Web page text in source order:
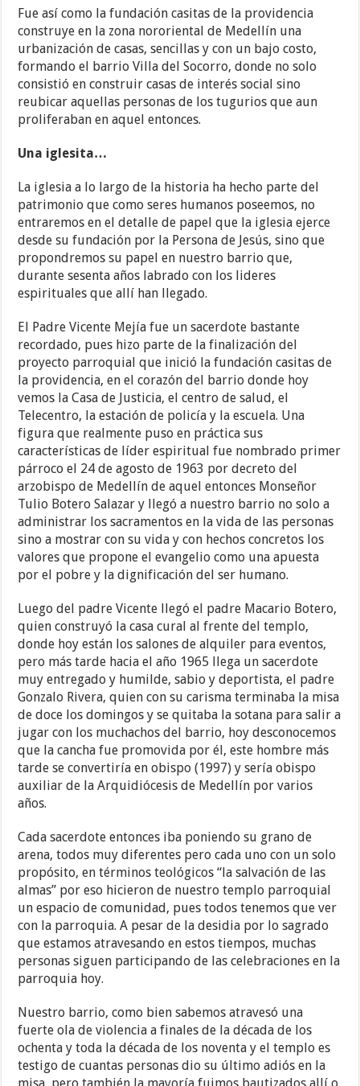
Fue así como la fundación casitas de la providencia
construye en la zona nororiental de Medellín una
urbanización de casas, sencillas y con un bajo costo,
formando el barrio Villa del Socorro, donde no solo
consistió en construir casas de interés social sino
reubicar aquellas personas de los tugurios que aun
proliferaban en aquel entonces.
Una iglesita…
La iglesia a lo largo de la historia ha hecho parte del
patrimonio que como seres humanos poseemos, no
entraremos en el detalle de papel que la iglesia ejerce
desde su fundación por la Persona de Jesús, sino que
propondremos su papel en nuestro barrio que,
durante sesenta años labrado con los lideres
espirituales que allí han llegado.
El Padre Vicente Mejía fue un sacerdote bastante
recordado, pues hizo parte de la finalización del
proyecto parroquial que inició la fundación casitas de
la providencia, en el corazón del barrio donde hoy
vemos la Casa de Justicia, el centro de salud, el
Telecentro, la estación de policía y la escuela. Una
figura que realmente puso en práctica sus
características de líder espiritual fue nombrado primer
párroco el 24 de agosto de 1963 por decreto del
arzobispo de Medellín de aquel entonces Monseñor
Tulio Botero Salazar y llegó a nuestro barrio no solo a
administrar los sacramentos en la vida de las personas
sino a mostrar con su vida y con hechos concretos los
valores que propone el evangelio como una apuesta
por el pobre y la dignificación del ser humano.
Luego del padre Vicente llegó el padre Macario Botero,
quien construyó la casa cural al frente del templo,
donde hoy están los salones de alquiler para eventos,
pero más tarde hacia el año 1965 llega un sacerdote
muy entregado y humilde, sabio y deportista, el padre
Gonzalo Rivera, quien con su carisma terminaba la misa
de doce los domingos y se quitaba la sotana para salir a
jugar con los muchachos del barrio, hoy desconocemos
que la cancha fue promovida por él, este hombre más
tarde se convertiría en obispo (1997) y sería obispo
auxiliar de la Arquidiócesis de Medellín por varios
años.
Cada sacerdote entonces iba poniendo su grano de
arena, todos muy diferentes pero cada uno con un solo
propósito, en términos teológicos “la salvación de las
almas” por eso hicieron de nuestro templo parroquial
un espacio de comunidad, pues todos tenemos que ver
con la parroquia. A pesar de la desidia por lo sagrado
que estamos atravesando en estos tiempos, muchas
personas siguen participando de las celebraciones en la
parroquia hoy.
Nuestro barrio, como bien sabemos atravesó una
fuerte ola de violencia a finales de la década de los
ochenta y toda la década de los noventa y el templo es
testigo de cuantas personas dio su último adiós en la